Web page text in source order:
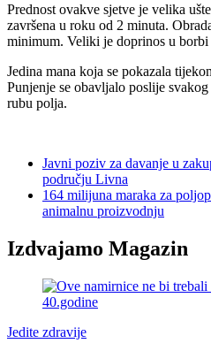
Prednost ovakve sjetve je velika
završena u roku od 2 minuta.
minimum. Veliki je doprinos u borbi
Jedina mana koja se pokazala
Punjenje se obavljalo poslije
rubu polja.
Javni poziv za davanje u
području Livna
164 milijuna maraka za
animalnu proizvodnju
Izdvajamo Magazin
Jedite zdravije